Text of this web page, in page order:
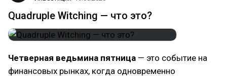
Quadruple Witching — что это?
Четверная ведьмина пятница — это событие на
финансовых рынках, когда одновременно